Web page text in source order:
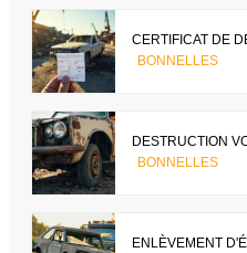
CERTIFICAT DE
BONNELLES
DESTRUCTION
BONNELLES
ENLÈVEMENT